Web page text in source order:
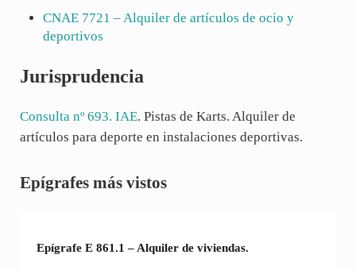
CNAE 7721 – Alquiler de artículos de ocio y
deportivos
Jurisprudencia
Consulta nº 693. IAE. Pistas de Karts. Alquiler de
artículos para deporte en instalaciones deportivas.
Sidebar
Epígrafes más vistos
Epígrafe E 861.1 – Alquiler de viviendas.